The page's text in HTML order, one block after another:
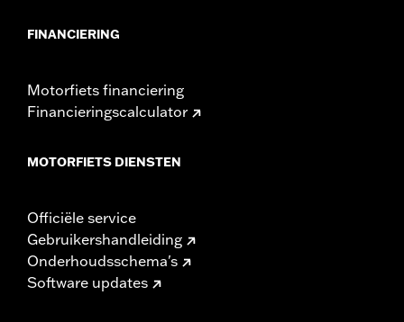
FINANCIERING
Motorfiets financiering
Financieringscalculator
MOTORFIETS DIENSTEN
Officiële service
Gebruikershandleiding
Onderhoudsschema's
Software updates